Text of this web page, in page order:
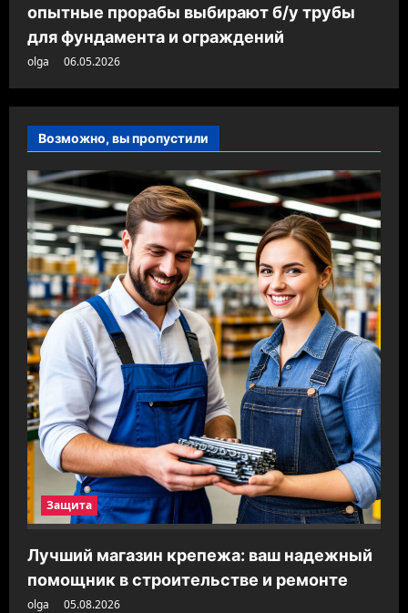
опытные прорабы выбирают б/у трубы
для фундамента и ограждений
olga 06.05.2026
Возможно, вы пропустили
Защита
Лучший магазин крепежа: ваш надежный
помощник в строительстве и ремонте
olga 05.08.2026